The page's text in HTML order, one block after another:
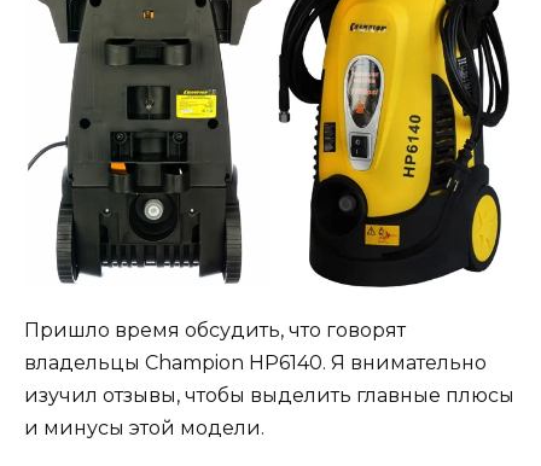
Пришло время обсудить, что говорят
владельцы Champion HP6140. Я внимательно
изучил отзывы, чтобы выделить главные плюсы
и минусы этой модели.